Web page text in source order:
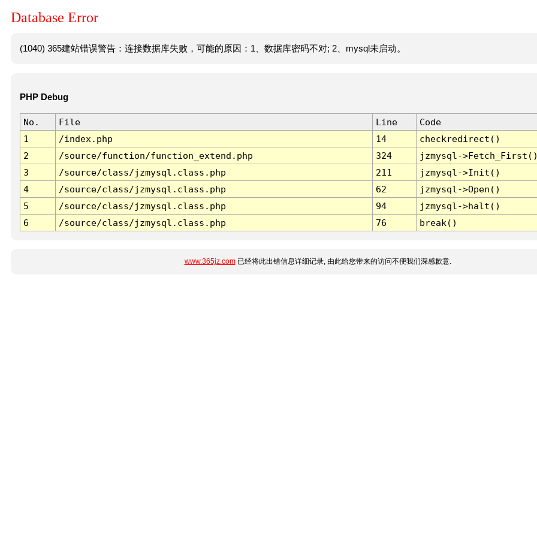
Database Error
(1040) 365建站错误警告：连接数据库失败，可能的原因：1、数据库密码不对; 2、mysql未启动。
PHP Debug
No. File Line
Code
1
/index.php 14
checkredirect()
2
/source/function/function_extend.php 324
jzmysql-
3
/source/class/jzmysql.class.php 211
jzmysql->Init()
4
/source/class/jzmysql.class.php 62
jzmysql->Open()
5
/source/class/jzmysql.class.php 94
jzmysql->halt()
6
/source/class/jzmysql.class.php 76 break()
www.365jz.com已经将此出错信息详细记录, 由此给您带来的访问不便我们深感歉意.